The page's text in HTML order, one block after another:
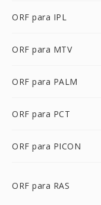
ORF para IPL
ORF para MTV
ORF para PALM
ORF para PCT
ORF para PICON
ORF para RAS